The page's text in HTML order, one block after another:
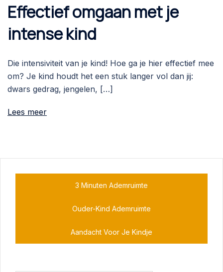
Effectief omgaan met je
intense kind
Die intensiviteit van je kind! Hoe ga je hier effectief mee
om? Je kind houdt het een stuk langer vol dan jij:
dwars gedrag, jengelen, […]
Lees meer
3 Minuten Ademruimte
Ouder-Kind Ademruimte
Aandacht Voor Je Kindje